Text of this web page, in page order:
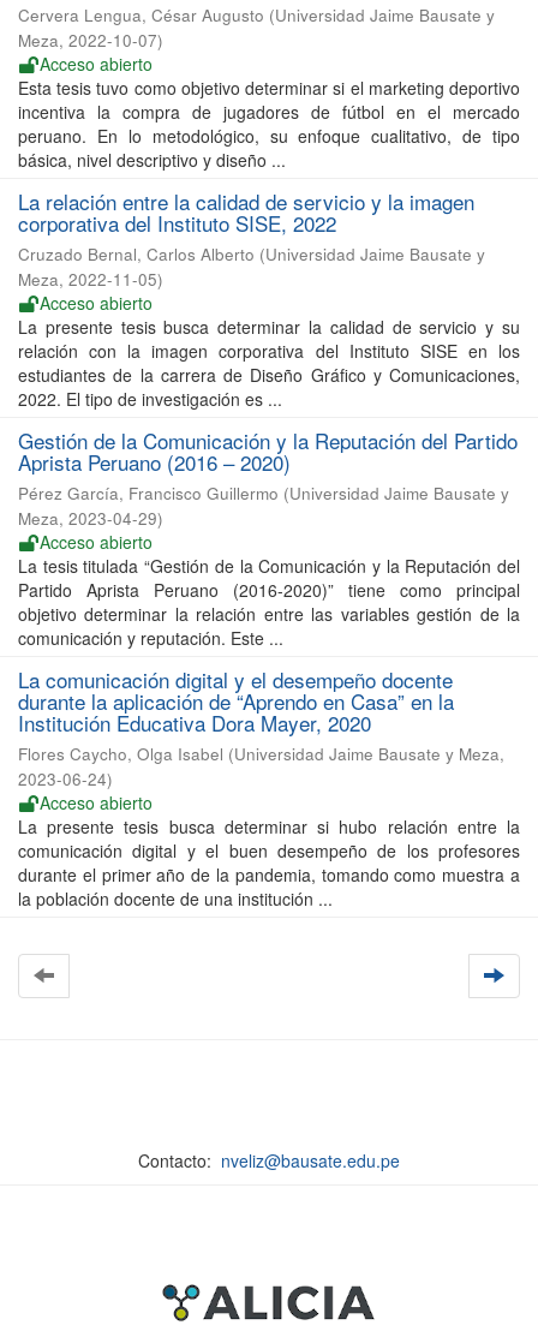
Cervera Lengua, César Augusto (Universidad Jaime Bausate y
Meza, 2022-10-07)
Acceso abierto
Esta tesis tuvo como objetivo determinar si el marketing deportivo
incentiva la compra de jugadores de fútbol en el mercado
peruano. En lo metodológico, su enfoque cualitativo, de tipo
básica, nivel descriptivo y diseño ...
La relación entre la calidad de servicio y la imagen
corporativa del Instituto SISE, 2022
Cruzado Bernal, Carlos Alberto (Universidad Jaime Bausate y
Meza, 2022-11-05)
Acceso abierto
La presente tesis busca determinar la calidad de servicio y su
relación con la imagen corporativa del Instituto SISE en los
estudiantes de la carrera de Diseño Gráfico y Comunicaciones,
2022. El tipo de investigación es ...
Gestión de la Comunicación y la Reputación del Partido
Aprista Peruano (2016 – 2020)
Pérez García, Francisco Guillermo (Universidad Jaime Bausate y
Meza, 2023-04-29)
Acceso abierto
La tesis titulada “Gestión de la Comunicación y la Reputación del
Partido Aprista Peruano (2016-2020)” tiene como principal
objetivo determinar la relación entre las variables gestión de la
comunicación y reputación. Este ...
La comunicación digital y el desempeño docente
durante la aplicación de “Aprendo en Casa” en la
Institución Educativa Dora Mayer, 2020
Flores Caycho, Olga Isabel (Universidad Jaime Bausate y Meza,
2023-06-24)
Acceso abierto
La presente tesis busca determinar si hubo relación entre la
comunicación digital y el buen desempeño de los profesores
durante el primer año de la pandemia, tomando como muestra a
la población docente de una institución ...
Contacto: nveliz@bausate.edu.pe